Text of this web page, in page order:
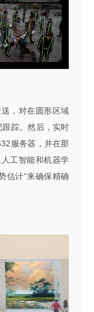
，对在圆形区域
跟踪。然后，实时
服务器，并在那
工智能和机器学
估计”来确保精确